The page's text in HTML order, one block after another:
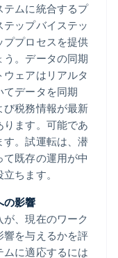
ムに統合するプ
ップバイステッ
プロセスを提供
。データの同期
ェアはリアルタ
データを同期
び税務情報が最新
ます。可能であ
。試運転は、潜
既存の運用が中
ちます。
の影響
、現在のワーク
を与えるかを評
に適応するには